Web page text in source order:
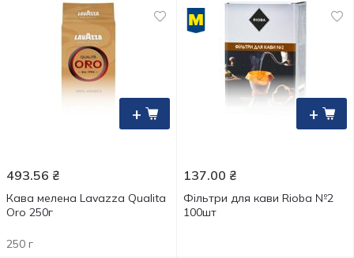
+
493.56 ₴
Кава мелена Lavazza Qualitа
Oro 250г
250 г
+
137.00 ₴
Фільтри для кави Rioba №2
100шт